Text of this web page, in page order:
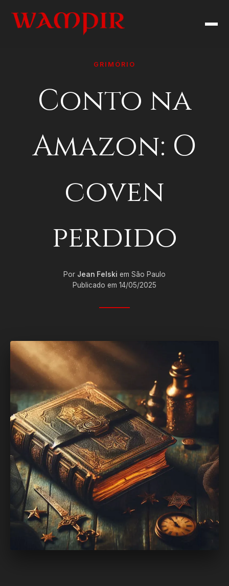
GRIMÓRIO
Conto na
Amazon: O
coven
perdido
Por Jean Felski em São Paulo
Publicado em 14/05/2025